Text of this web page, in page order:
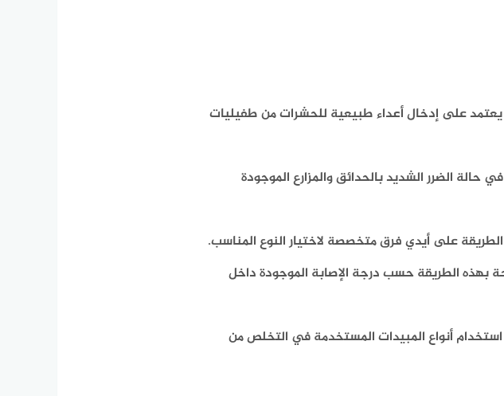
على إدخال أعداء طبيعية للحشرات من طفيليات
حالة الضرر الشديد بالحدائق والمزارع الموجودة
على أيدي فرق متخصصة لاختيار النوع المناسب.
بهذه الطريقة حسب درجة الإصابة الموجودة داخل
أنواع المبيدات المستخدمة في التخلص من